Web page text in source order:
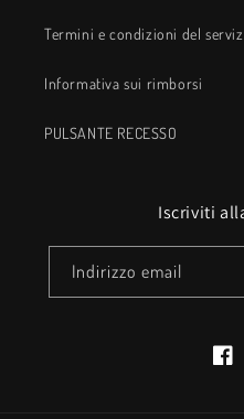
Termini e condizioni del
Informativa sui rimborsi
PULSANTE RECESSO
Iscriviti
Indirizzo email